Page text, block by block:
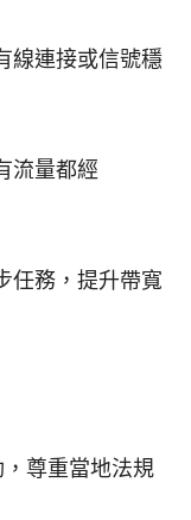
線連接或信號穩
流量都經
任務，提升帶寬
尊重當地法規